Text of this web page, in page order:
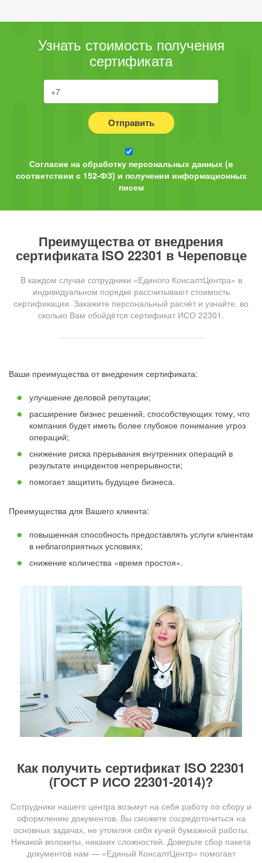
Узнать стоимость получения
сертификата
Отправить
Согласие на обработку персональных данных (в
соответствии с 152-ФЗ) и получении информационных
писем
Преимущества от внедрения
сертификата ISO 22301 в Череповце
В каждом случае сотрудники «Единого КонсалтЦентра» в
индивидуальном порядке рассчитывают стоимость
сертификации. Закажите персональный расчёт и узнайте, во
сколько Вам обойдётся сертификат ИСО 22301.
Ваши преимущества от внедрения сертификата:
улучшение деловой репутации;
расширение бизнес решений, способствующих тому, что
компания будет иметь более глубокое понимание угроз
операций;
снижение риска прерывания внутренних операций в
результате инцидентов непрерывности;
помогает защитить будущее бизнеса.
Преимущества для Вашего клиента:
повышенная способность предоставлять услуги клиентам
в неблагоприятных условиях;
снижение количества «время простоя».
Как получить сертификат ISO 22301
(ГОСТ Р ИСО 22301-2014)?
Сотрудники нашего центра возьмут на себя работу по сбору и
оформлению документов. Вы сможете сосредоточиться на
основных задачах, не утомляя себя кучей бумажной работы.
Никакой волокиты, никаких сложностей. Доверьте сбор пакета
документов нам — «Единый КонсалтЦентр» помогает